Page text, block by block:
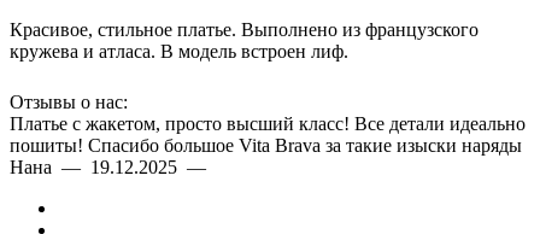
Красивое, стильное платье. Выполнено из французского
кружева и атласа. В модель встроен лиф.
Отзывы о нас:
Платье с жакетом, просто высший класс! Все детали идеально
пошиты! Спасибо большое Vita Brava за такие изыски наряды
Нана — 19.12.2025 —